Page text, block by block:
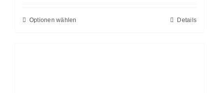
Optionen wählen Details